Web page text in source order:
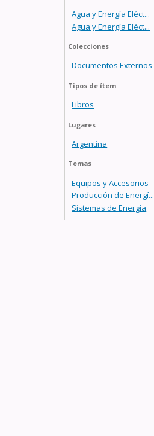
Agua y Energía Eléct...
Agua y Energía Eléct...
Colecciones
Documentos Externos
Tipos de ítem
Libros
Lugares
Argentina
Temas
Equipos y Accesorios
Producción de Energí...
Sistemas de Energía